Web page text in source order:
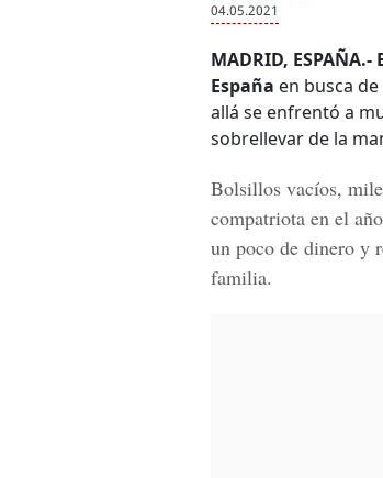
04.05.2021
MADRID,
España en busca
allá se enfrentó a
sobrellevar de la
Bolsillos vacíos,
compatriota en el
un poco de dinero y
familia.